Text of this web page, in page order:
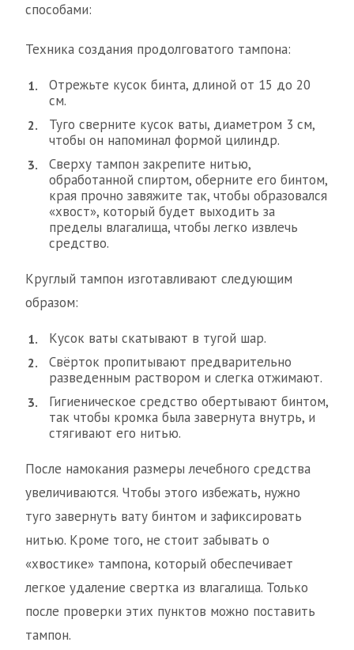
способами:
Техника создания продолговатого тампона:
Отрежьте кусок бинта, длиной от 15 до 20
см.
Туго сверните кусок ваты, диаметром 3 см,
чтобы он напоминал формой цилиндр.
Сверху тампон закрепите нитью,
обработанной спиртом, оберните его бинтом,
края прочно завяжите так, чтобы образовался
«хвост», который будет выходить за
пределы влагалища, чтобы легко извлечь
средство.
Круглый тампон изготавливают следующим
образом:
Кусок ваты скатывают в тугой шар.
Свёрток пропитывают предварительно
разведенным раствором и слегка отжимают.
Гигиеническое средство обертывают бинтом,
так чтобы кромка была завернута внутрь, и
стягивают его нитью.
После намокания размеры лечебного средства
увеличиваются. Чтобы этого избежать, нужно
туго завернуть вату бинтом и зафиксировать
нитью. Кроме того, не стоит забывать о
«хвостике» тампона, который обеспечивает
легкое удаление свертка из влагалища. Только
после проверки этих пунктов можно поставить
тампон.